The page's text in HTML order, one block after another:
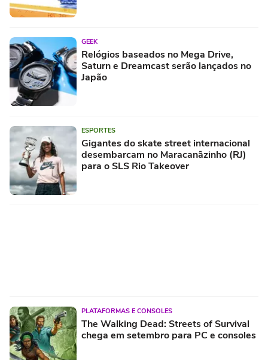
GEEK
Relógios baseados no Mega Drive,
Saturn e Dreamcast serão lançados no
Japão
ESPORTES
Gigantes do skate street internacional
desembarcam no Maracanãzinho (RJ)
para o SLS Rio Takeover
PLATAFORMAS E CONSOLES
The Walking Dead: Streets of Survival
chega em setembro para PC e consoles